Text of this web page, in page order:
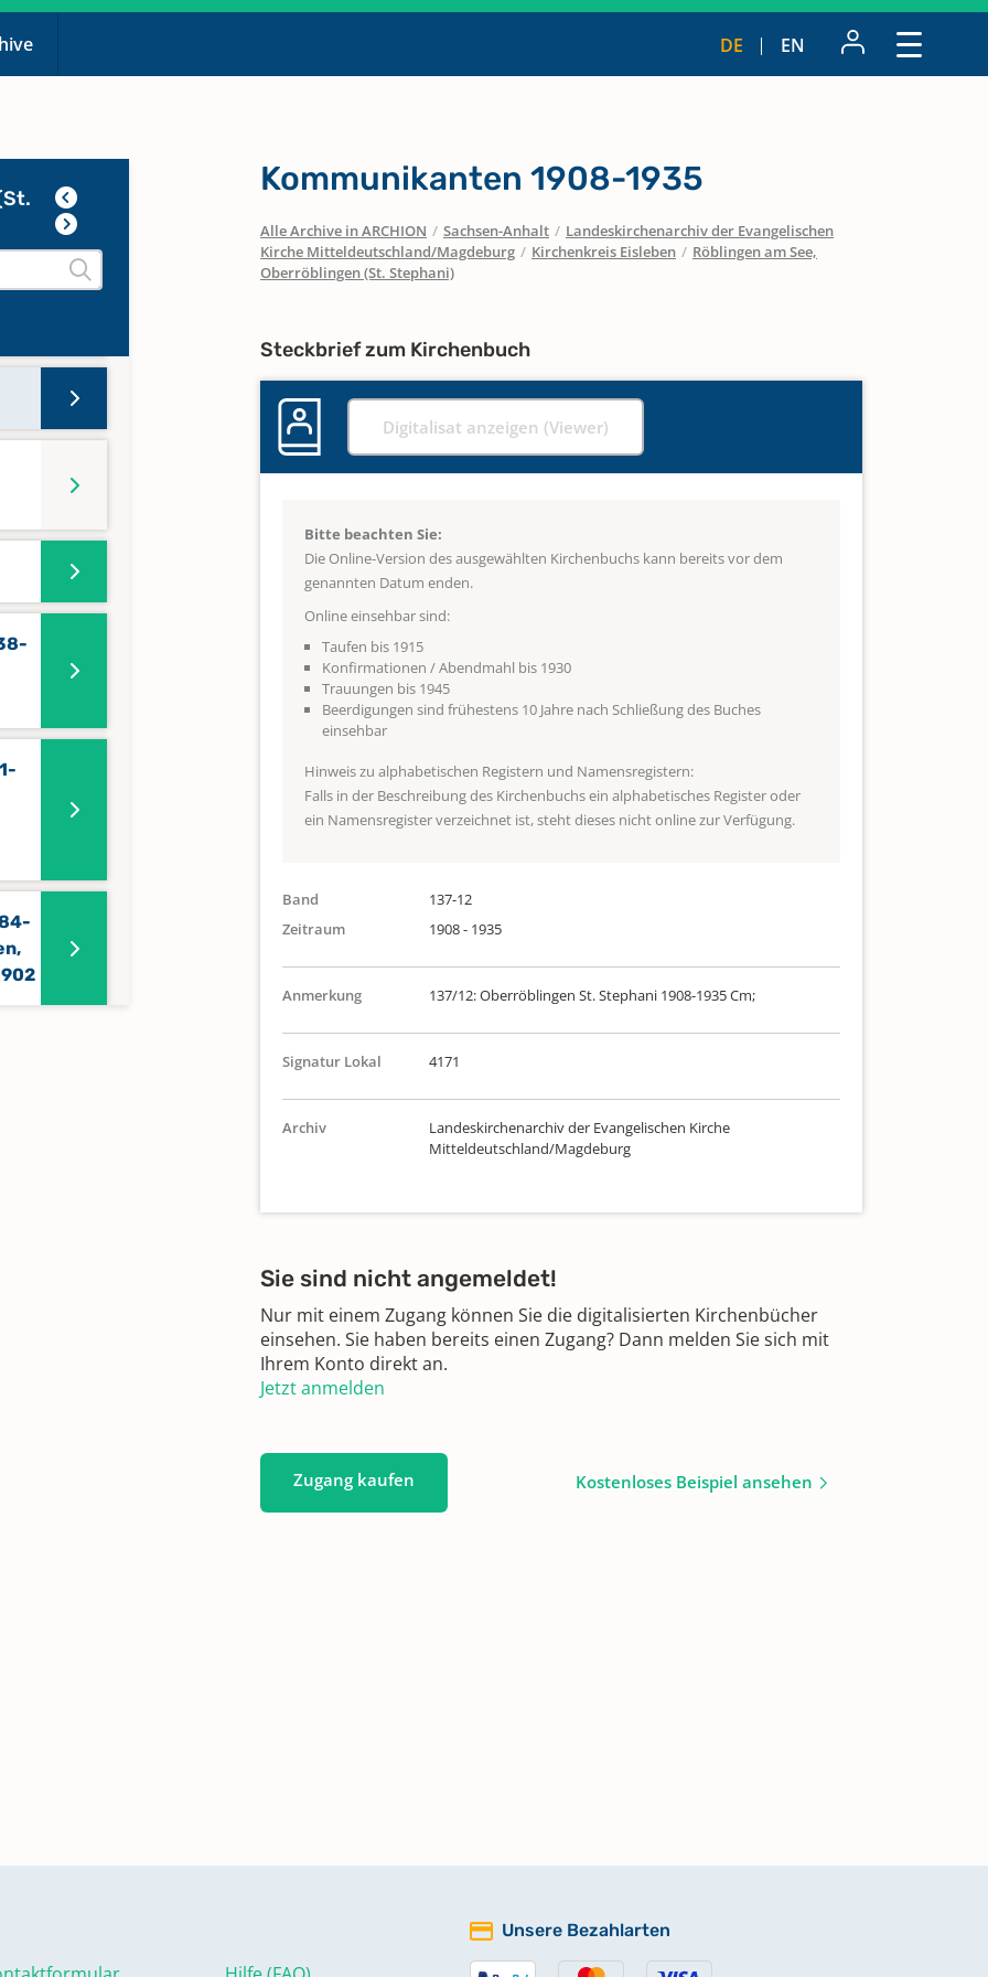
DE EN
Kommunikanten 1908-1935
Alle Archive in ARCHION / Sachsen-Anhalt / Landeskirchenarchiv der Evangelischen
Kirche Mitteldeutschland/Magdeburg / Kirchenkreis Eisleben / Röblingen am See,
Oberröblingen (St. Stephani)
Steckbrief zum Kirchenbuch
Digitalisat anzeigen (Viewer)
Bitte beachten Sie:
Die Online-Version des ausgewählten Kirchenbuchs kann bereits vor dem
genannten Datum enden.
Online einsehbar sind:
Taufen bis 1915
Konfirmationen / Abendmahl bis 1930
Trauungen bis 1945
Beerdigungen sind frühestens 10 Jahre nach Schließung des Buches
einsehbar
Hinweis zu alphabetischen Registern und Namensregistern:
Falls in der Beschreibung des Kirchenbuchs ein alphabetisches Register oder
ein Namensregister verzeichnet ist, steht dieses nicht online zur Verfügung.
Band
137-12
Zeitraum
1908 - 1935
Anmerkung 137/12: Oberröblingen St. Stephani 1908-1935 Cm;
Signatur Lokal 4171
Archiv
Landeskirchenarchiv der Evangelischen Kirche
Mitteldeutschland/Magdeburg
Sie sind nicht angemeldet!
Nur mit einem Zugang können Sie die digitalisierten Kirchenbücher
einsehen. Sie haben bereits einen Zugang? Dann melden Sie sich mit
Ihrem Konto direkt an.
Jetzt anmelden
Zugang kaufen Kostenloses Beispiel ansehen
Unsere Bezahlarten